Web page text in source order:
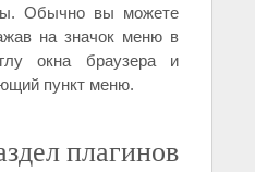
Обычно вы можете
на значок меню в
окна браузера и
пункт меню.
плагинов